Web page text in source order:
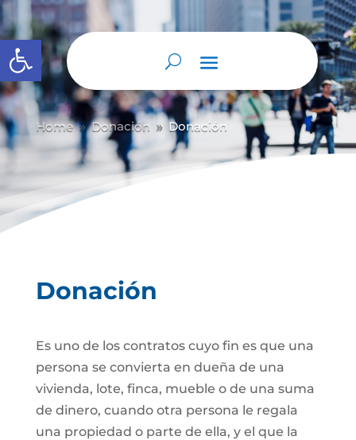
Abrir barra de herramientas
Home 9 Donación 9 Donación
Donación
Es uno de los contratos cuyo fin es que una
persona se convierta en dueña de una
vivienda, lote, finca, mueble o de una suma
de dinero, cuando otra persona le regala
una propiedad o parte de ella, y el que la